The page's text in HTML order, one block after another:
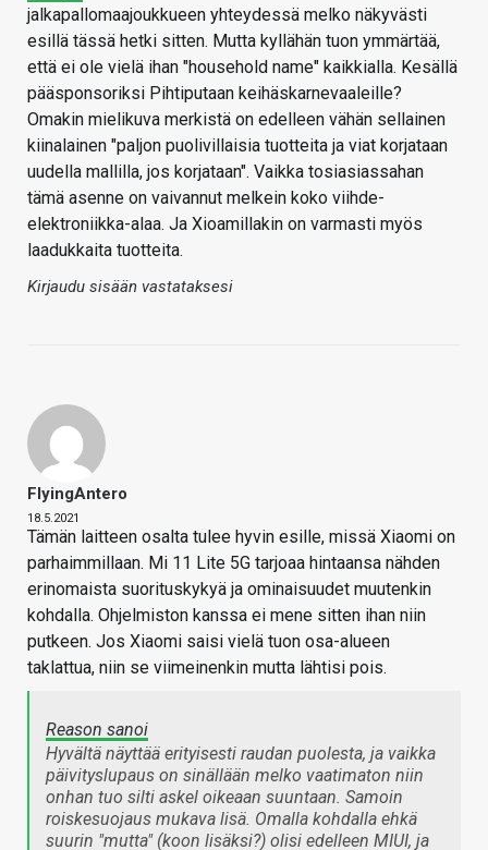
jalkapallomaajoukkueen yhteydessä melko näkyvästi
esillä tässä hetki sitten. Mutta kyllähän tuon ymmärtää,
että ei ole vielä ihan "household name" kaikkialla. Kesällä
pääsponsoriksi Pihtiputaan keihäskarnevaaleille?
Omakin mielikuva merkistä on edelleen vähän sellainen
kiinalainen "paljon puolivillaisia tuotteita ja viat korjataan
uudella mallilla, jos korjataan". Vaikka tosiasiassahan
tämä asenne on vaivannut melkein koko viihde-
elektroniikka-alaa. Ja Xioamillakin on varmasti myös
laadukkaita tuotteita.
Kirjaudu sisään vastataksesi
FlyingAntero
18.5.2021
Tämän laitteen osalta tulee hyvin esille, missä Xiaomi on
parhaimmillaan. Mi 11 Lite 5G tarjoaa hintaansa nähden
erinomaista suorituskykyä ja ominaisuudet muutenkin
kohdalla. Ohjelmiston kanssa ei mene sitten ihan niin
putkeen. Jos Xiaomi saisi vielä tuon osa-alueen
taklattua, niin se viimeinenkin mutta lähtisi pois.
Reason sanoi
Hyvältä näyttää erityisesti raudan puolesta, ja vaikka
päivityslupaus on sinällään melko vaatimaton niin
onhan tuo silti askel oikeaan suuntaan. Samoin
roiskesuojaus mukava lisä. Omalla kohdalla ehkä
suurin "mutta" (koon lisäksi?) olisi edelleen MIUI, ja